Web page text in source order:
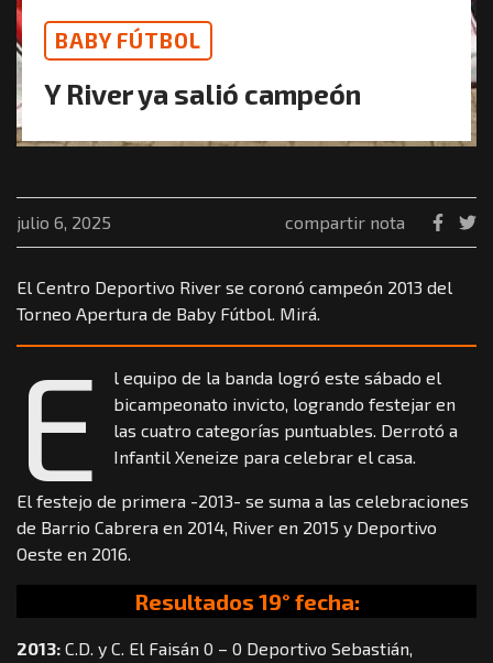
BABY FÚTBOL
Y River ya salió campeón
julio 6, 2025 compartir nota
El Centro Deportivo River se coronó campeón 2013 del
Torneo Apertura de Baby Fútbol. Mirá.
E
l equipo de la banda logró este sábado el
bicampeonato invicto, logrando festejar en
las cuatro categorías puntuables. Derrotó a
Infantil Xeneize para celebrar el casa.
El festejo de primera -2013- se suma a las celebraciones
de Barrio Cabrera en 2014, River en 2015 y Deportivo
Oeste en 2016.
Resultados 19° fecha:
2013: C.D. y C. El Faisán 0 – 0 Deportivo Sebastián,